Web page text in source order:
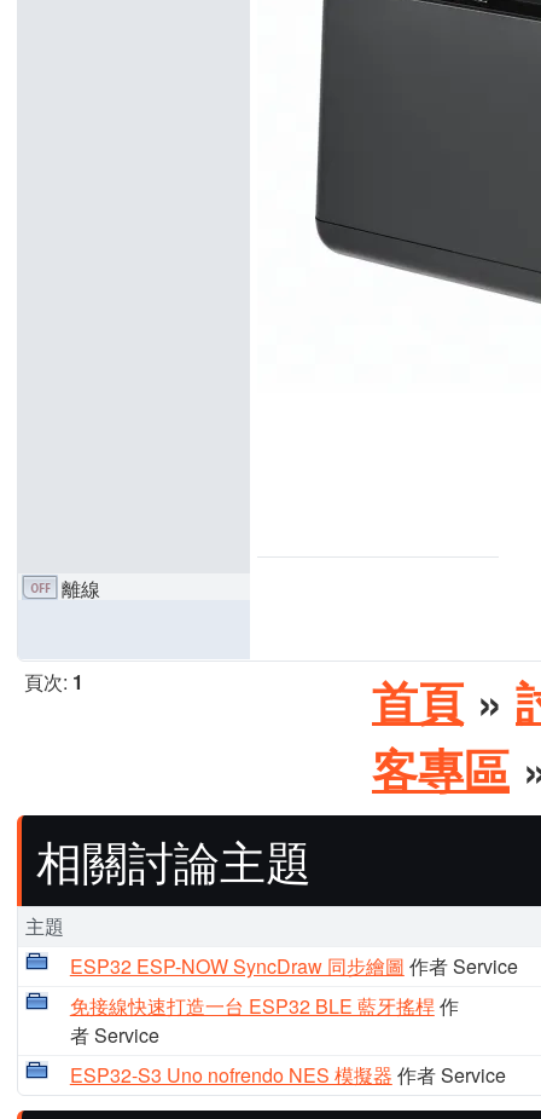
離線
頁次: 1 首頁 »
客專區
相關討論主題
主題
ESP32 ESP-NOW SyncDraw 同步繪圖 作者 Service
免接線快速打造一台 ESP32 BLE 藍牙搖桿作
者 Service
ESP32-S3 Uno nofrendo NES 模擬器 作者 Service